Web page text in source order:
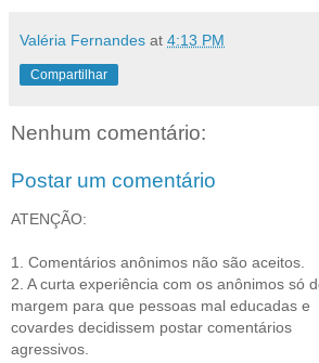
Valéria Fernandes at 4:13 PM
Compartilhar
Nenhum comentário:
Postar um comentário
ATENÇÃO:
1. Comentários anônimos não são aceitos.
2. A curta experiência com os anônimos só
margem para que pessoas mal educadas e
covardes decidissem postar comentários
agressivos.